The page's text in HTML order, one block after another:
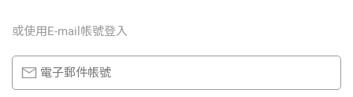
或使⽤E-mail帳號登入